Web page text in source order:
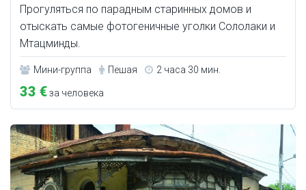
Прогуляться по парадным старинных домов и
отыскать самые фотогеничные уголки Сололаки и
Мтацминды.
Мини-группа Пешая 2 часа 30 мин.
33 €за человека